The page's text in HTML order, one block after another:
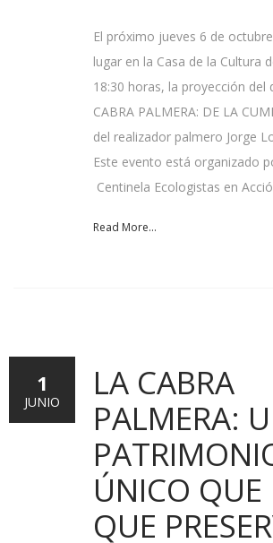
El próximo jueves 6 de
lugar en la Casa de la Cultura
18:30 horas, la proyección del
CABRA PALMERA: DE LA
del realizador palmero Jorge
Este evento está organizado
Centinela Ecologistas en
Read More...
LA CABRA
PALMERA:
ÚNICO QUE
QUE
1
JUNIO